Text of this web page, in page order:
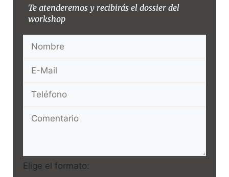
Te atenderemos y recibirás el dossier del
workshop
Elige el formato: